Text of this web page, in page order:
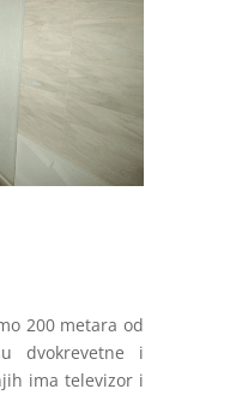
200 metara od
dvokrevetne i
ima televizor i